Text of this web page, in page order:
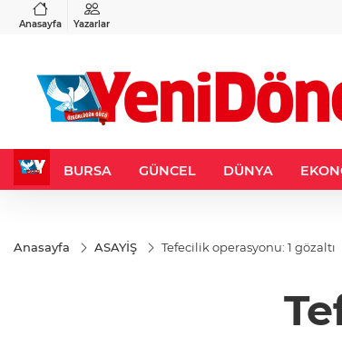
Anasayfa Yazarlar
%-0,22
BURSA GÜNCEL DÜNYA
Anasayfa ASAYİŞ Tefecilik operasyonu: 1 gözaltı